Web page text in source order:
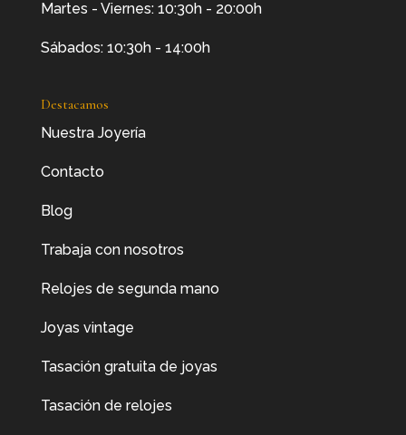
Martes - Viernes: 10:30h - 20:00h
Sábados: 10:30h - 14:00h
Destacamos
Nuestra Joyería
Contacto
Blog
Trabaja con nosotros
Relojes de segunda mano
Joyas vintage
Tasación gratuita de joyas
Tasación de relojes